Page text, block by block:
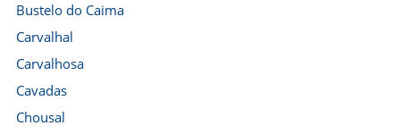
Bustelo do Caima
Carvalhal
Carvalhosa
Cavadas
Chousal